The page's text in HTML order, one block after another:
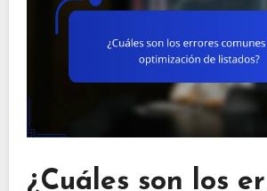
¿Cuáles son los